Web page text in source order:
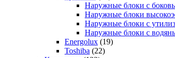
Наружные блоки с
Наружные блоки
Наружные блоки с
Наружные блоки с
Energolux (19)
Toshiba (22)